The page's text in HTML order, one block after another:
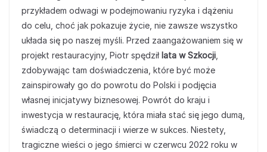
przykładem odwagi w podejmowaniu ryzyka i dążeniu
do celu, choć jak pokazuje życie, nie zawsze wszystko
układa się po naszej myśli. Przed zaangażowaniem się w
projekt restauracyjny, Piotr spędził lata w Szkocji
zdobywając tam doświadczenia, które być może
zainspirowały go do powrotu do Polski i podjęcia
własnej inicjatywy biznesowej. Powrót do kraju i
inwestycja w restaurację, która miała stać się jego dumą,
świadczą o determinacji i wierze w sukces. Niestety,
tragiczne wieści o jego śmierci w czerwcu 2022 roku w